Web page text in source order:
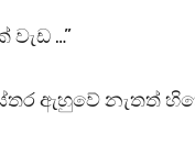
වැඩ …”
ඇහුවේ නැතත්